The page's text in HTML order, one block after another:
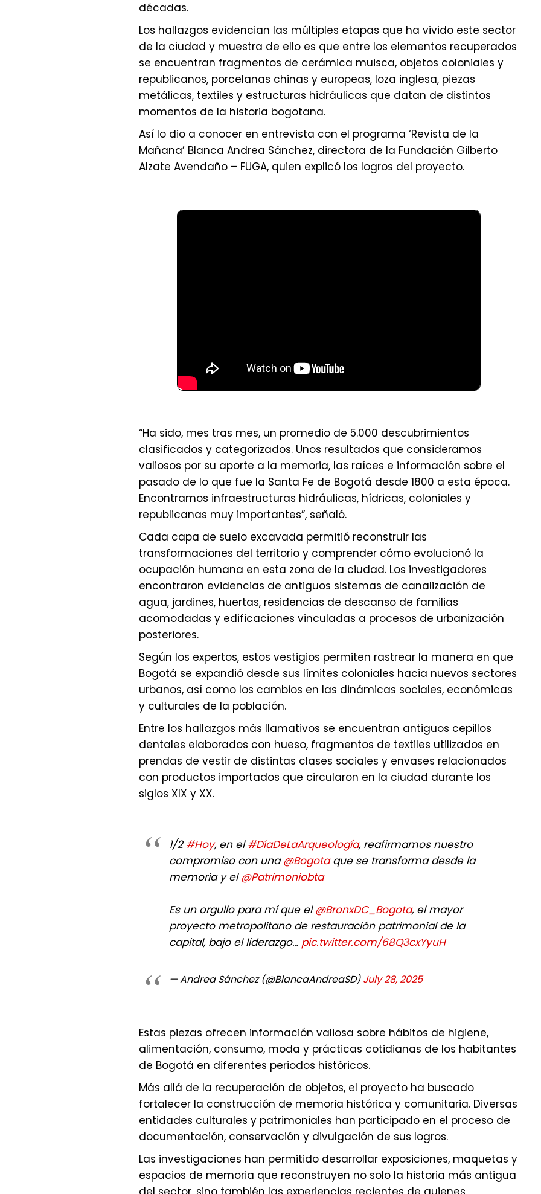
décadas.
Los hallazgos evidencian las múltiples etapas que ha vivido este sector
de la ciudad y muestra de ello es que entre los elementos recuperados
se encuentran fragmentos de cerámica muisca, objetos coloniales y
republicanos, porcelanas chinas y europeas, loza inglesa, piezas
metálicas, textiles y estructuras hidráulicas que datan de distintos
momentos de la historia bogotana.
Así lo dio a conocer en entrevista con el programa ‘Revista de la
Mañana’ Blanca Andrea Sánchez, directora de la Fundación Gilberto
Alzate Avendaño – FUGA, quien explicó los logros del proyecto.
“Ha sido, mes tras mes, un promedio de 5.000 descubrimientos
clasificados y categorizados. Unos resultados que consideramos
valiosos por su aporte a la memoria, las raíces e información sobre el
pasado de lo que fue la Santa Fe de Bogotá desde 1800 a esta época.
Encontramos infraestructuras hidráulicas, hídricas, coloniales y
republicanas muy importantes”, señaló.
Cada capa de suelo excavada permitió reconstruir las
transformaciones del territorio y comprender cómo evolucionó la
ocupación humana en esta zona de la ciudad. Los investigadores
encontraron evidencias de antiguos sistemas de canalización de
agua, jardines, huertas, residencias de descanso de familias
acomodadas y edificaciones vinculadas a procesos de urbanización
posteriores.
Según los expertos, estos vestigios permiten rastrear la manera en que
Bogotá se expandió desde sus límites coloniales hacia nuevos sectores
urbanos, así como los cambios en las dinámicas sociales, económicas
y culturales de la población.
Entre los hallazgos más llamativos se encuentran antiguos cepillos
dentales elaborados con hueso, fragmentos de textiles utilizados en
prendas de vestir de distintas clases sociales y envases relacionados
con productos importados que circularon en la ciudad durante los
siglos XIX y XX.
1/2 #Hoy, en el#DíaDeLaArqueología, reafirmamos nuestro
compromiso con una@Bogotaque se transforma desde la
memoria y el@Patrimoniobta
Es un orgullo para mí que el@BronxDC_Bogota, el mayor
proyecto metropolitano de restauración patrimonial de la
capital, bajo el liderazgo… pic.twitter.com/68Q3cxYyuH
— Andrea Sánchez (@BlancaAndreaSD)July 28, 2025
Estas piezas ofrecen información valiosa sobre hábitos de higiene,
alimentación, consumo, moda y prácticas cotidianas de los habitantes
de Bogotá en diferentes periodos históricos.
Más allá de la recuperación de objetos, el proyecto ha buscado
fortalecer la construcción de memoria histórica y comunitaria. Diversas
entidades culturales y patrimoniales han participado en el proceso de
documentación, conservación y divulgación de sus logros.
Las investigaciones han permitido desarrollar exposiciones, maquetas y
espacios de memoria que reconstruyen no solo la historia más antigua